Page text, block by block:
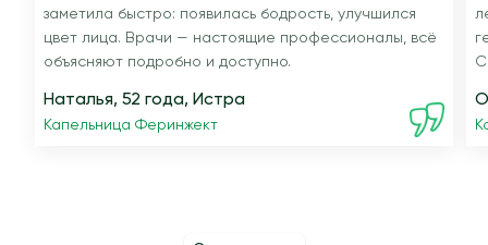
заметила быстро: появилась бодрость, улучшился
цвет лица. Врачи — настоящие профессионалы, всё
объясняют подробно и доступно.
Наталья, 52 года, Истра
Капельница Феринжект